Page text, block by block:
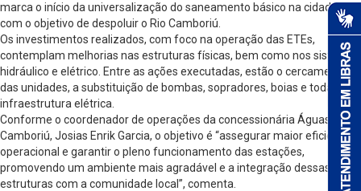
marca o início da universalização do saneamento básico na cidade,
com o objetivo de despoluir o Rio Camboriú.
Os investimentos realizados, com foco na operação das ETEs,
contemplam melhorias nas estruturas físicas, bem como nos sistemas
hidráulico e elétrico. Entre as ações executadas, estão o cercamento
das unidades, a substituição de bombas, sopradores, boias e toda a
infraestrutura elétrica.
Conforme o coordenador de operações da concessionária Águas de
Camboriú, Josias Enrik Garcia, o objetivo é “assegurar maior eficiência
operacional e garantir o pleno funcionamento das estações,
promovendo um ambiente mais agradável e a integração dessas
estruturas com a comunidade local”, comenta.